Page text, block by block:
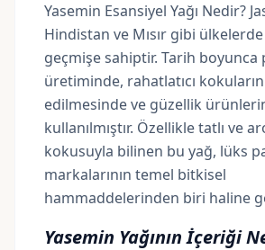
Yasemin Esansiyel Yağı Nedir?
Hindistan ve Mısır gibi
geçmişe sahiptir. Tarih boyunca
üretiminde, rahatlatıcı
edilmesinde ve güzellik
kullanılmıştır. Özellikle tatlı ve
kokusuyla bilinen bu yağ, lüks
markalarının temel bitkisel
hammaddelerinden biri haline
Yasemin Yağının İçeriği